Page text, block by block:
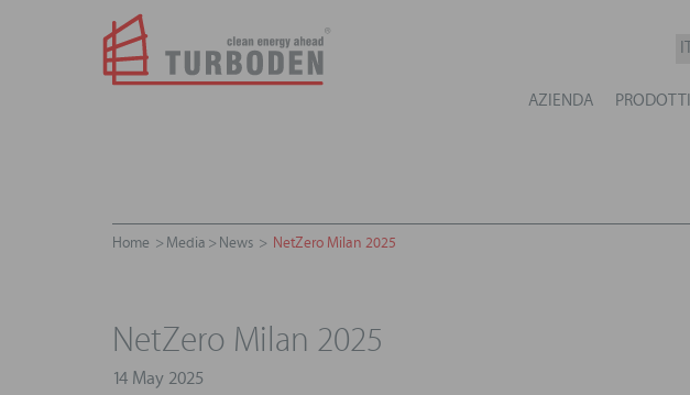
AZIENDA PRODOTTI
Home Media News NetZero Milan 2025
NetZero Milan 2025
14 May 2025